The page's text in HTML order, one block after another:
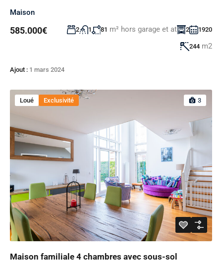
Maison
585.000€ 2 1 81 m² hors garage et at 2 1920
244 m2
Ajout : 1 mars 2024
Loué Exclusivité 3
Maison familiale 4 chambres avec sous-sol